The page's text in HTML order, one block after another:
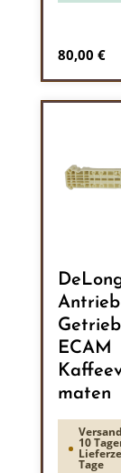
Regulärer
80,00 €
ECAM
maten
10
Tage